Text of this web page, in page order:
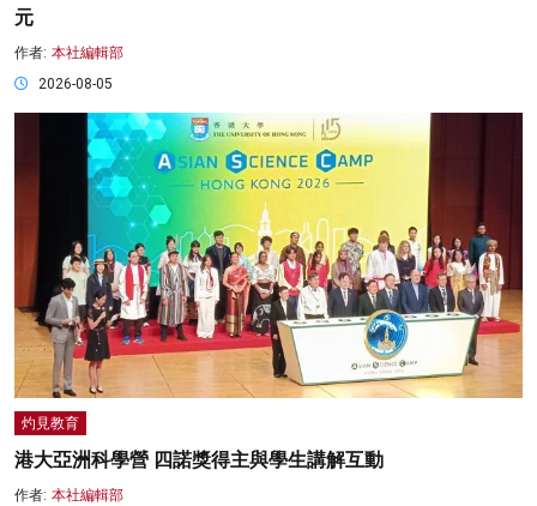
元
作者: 本社編輯部
2026-08-05
灼見教育
港大亞洲科學營 四諾獎得主與學生講解互動
作者: 本社編輯部